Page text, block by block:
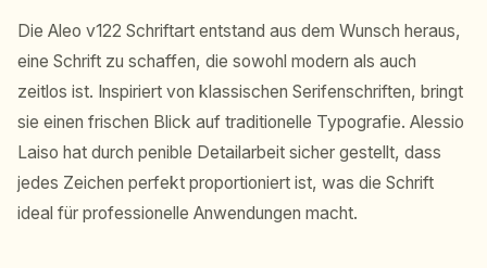
Die Aleo v122 Schriftart entstand aus dem Wunsch heraus,
eine Schrift zu schaffen, die sowohl modern als auch
zeitlos ist. Inspiriert von klassischen Serifenschriften, bringt
sie einen frischen Blick auf traditionelle Typografie. Alessio
Laiso hat durch penible Detailarbeit sicher gestellt, dass
jedes Zeichen perfekt proportioniert ist, was die Schrift
ideal für professionelle Anwendungen macht.